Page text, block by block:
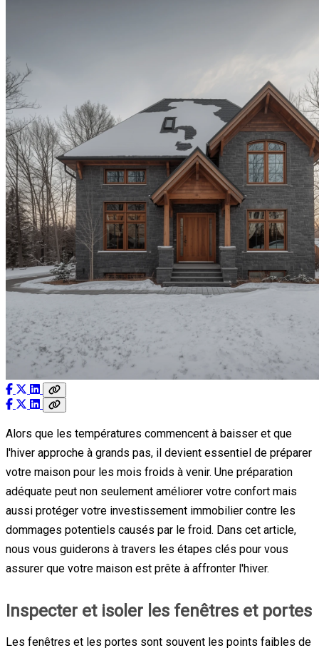
Alors que les températures commencent à baisser et que
l'hiver approche à grands pas, il devient essentiel de préparer
votre maison pour les mois froids à venir. Une préparation
adéquate peut non seulement améliorer votre confort mais
aussi protéger votre investissement immobilier contre les
dommages potentiels causés par le froid. Dans cet article,
nous vous guiderons à travers les étapes clés pour vous
assurer que votre maison est prête à affronter l'hiver.
Inspecter et isoler les fenêtres et portes
Les fenêtres et les portes sont souvent les points faibles de